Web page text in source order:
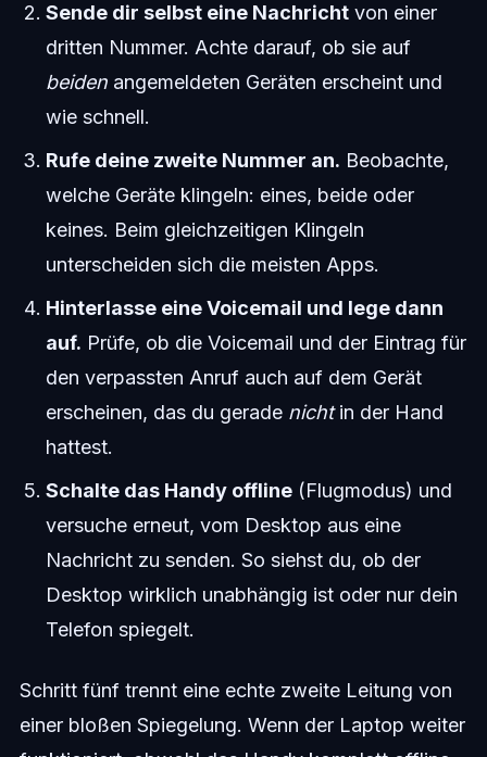
Sende dir selbst eine Nachrichtvon einer
dritten Nummer. Achte darauf, ob sie auf
beidenangemeldeten Geräten erscheint und
wie schnell.
Rufe deine zweite Nummer an. Beobachte,
welche Geräte klingeln: eines, beide oder
keines. Beim gleichzeitigen Klingeln
unterscheiden sich die meisten Apps.
Hinterlasse eine Voicemail und lege dann
auf. Prüfe, ob die Voicemail und der Eintrag für
den verpassten Anruf auch auf dem Gerät
erscheinen, das du gerade nichtin der Hand
hattest.
Schalte das Handy offline(Flugmodus) und
versuche erneut, vom Desktop aus eine
Nachricht zu senden. So siehst du, ob der
Desktop wirklich unabhängig ist oder nur dein
Telefon spiegelt.
Schritt fünf trennt eine echte zweite Leitung von
einer bloßen Spiegelung. Wenn der Laptop weiter